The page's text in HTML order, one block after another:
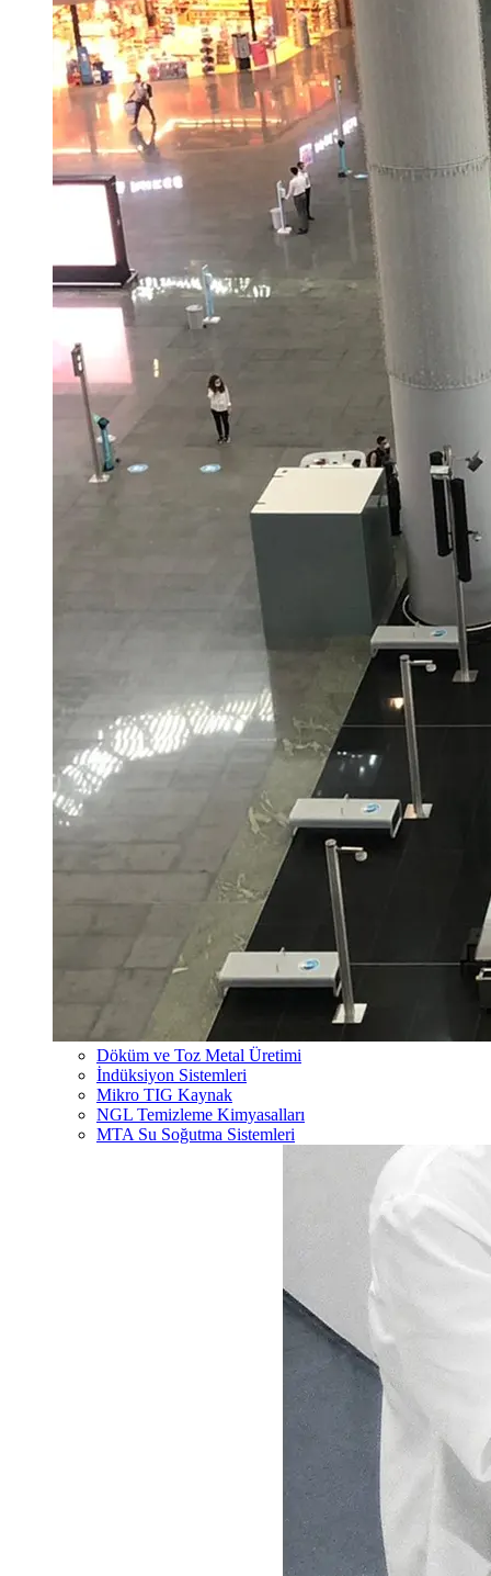
Döküm ve Toz Metal Üretimi
İndüksiyon Sistemleri
Mikro TIG Kaynak
NGL Temizleme Kimyasalları
MTA Su Soğutma Sistemleri